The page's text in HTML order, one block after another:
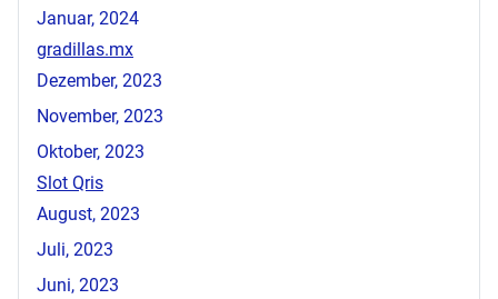
Januar, 2024
gradillas.mx
Dezember, 2023
November, 2023
Oktober, 2023
Slot Qris
August, 2023
Juli, 2023
Juni, 2023